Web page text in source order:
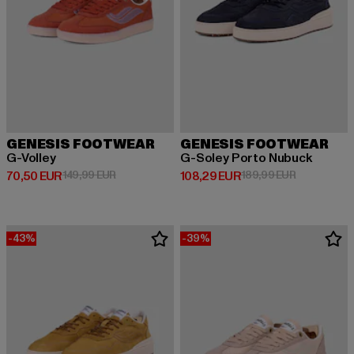
GENESIS FOOTWEAR
G-Volley
70,50 EUR
Derzeitiger Preis: 70,50 EUR
149,99 EURAktionspreis: 149,99 EUR
GENESIS FOOTWEAR
G-Soley Porto Nubuck
108,29 EUR
Derzeitiger Preis: 108,29 EUR
189,99 EUR
-43% -39%